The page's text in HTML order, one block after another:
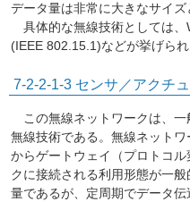
データ量は非常に大きなサイズ
具体的な無線技術としては、
(IEEE 802.15.1)などが挙げられ
7-2-2-1-3 センサ／アクチ
この無線ネットワークは、一
無線技術である。無線ネット
からゲートウェイ（プロトコ
クに接続される利用形態が一
量であるが、定周期でデータ